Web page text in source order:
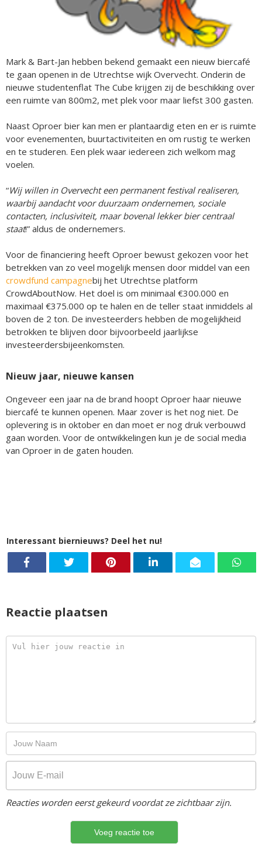
Mark & Bart-Jan hebben bekend gemaakt een nieuw biercafé
te gaan openen in de Utrechtse wijk Overvecht. Onderin de
nieuwe studentenflat The Cube krijgen zij de beschikking over
een ruimte van 800m2, met plek voor maar liefst 300 gasten.
Naast Oproer bier kan men er plantaardig eten en er is ruimte
voor evenementen, buurtactiviteiten en om rustig te werken
en te studeren. Een plek waar iedereen zich welkom mag
voelen.
“Wij willen in Overvecht een permanent festival realiseren,
waarbij aandacht voor duurzaam ondernemen, sociale
contacten, inclusiviteit, maar bovenal lekker bier centraal
staat!” aldus de ondernemers.
Voor de financiering heeft Oproer bewust gekozen voor het
betrekken van zo veel mogelijk mensen door middel van een
crowdfund campagnebij het Utrechtse platform
CrowdAboutNow. Het doel is om minimaal €300.000 en
maximaal €375.000 op te halen en de teller staat inmiddels al
boven de 2 ton. De investeerders hebben de mogelijkheid
betrokken te blijven door bijvoorbeeld jaarlijkse
investeerdersbijeenkomsten.
Nieuw jaar, nieuwe kansen
Ongeveer een jaar na de brand hoopt Oproer haar nieuwe
biercafé te kunnen openen. Maar zover is het nog niet. De
oplevering is in oktober en dan moet er nog druk verbouwd
gaan worden. Voor de ontwikkelingen kun je de social media
van Oproer in de gaten houden.
Interessant biernieuws? Deel het nu!
Reactie plaatsen
Reacties worden eerst gekeurd voordat ze zichtbaar zijn.